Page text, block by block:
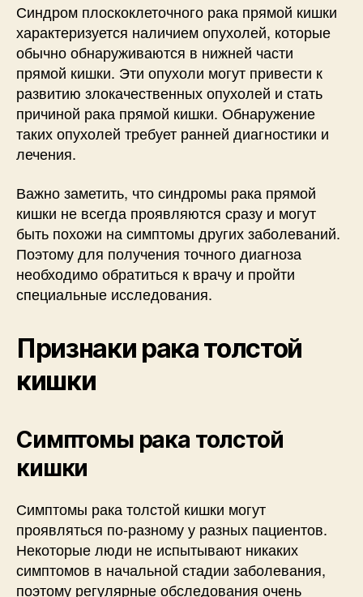
Синдром плоскоклеточного рака прямой кишки
характеризуется наличием опухолей, которые
обычно обнаруживаются в нижней части
прямой кишки. Эти опухоли могут привести к
развитию злокачественных опухолей и стать
причиной рака прямой кишки. Обнаружение
таких опухолей требует ранней диагностики и
лечения.
Важно заметить, что синдромы рака прямой
кишки не всегда проявляются сразу и могут
быть похожи на симптомы других заболеваний.
Поэтому для получения точного диагноза
необходимо обратиться к врачу и пройти
специальные исследования.
Признаки рака толстой
кишки
Симптомы рака толстой
кишки
Симптомы рака толстой кишки могут
проявляться по-разному у разных пациентов.
Некоторые люди не испытывают никаких
симптомов в начальной стадии заболевания,
поэтому регулярные обследования очень